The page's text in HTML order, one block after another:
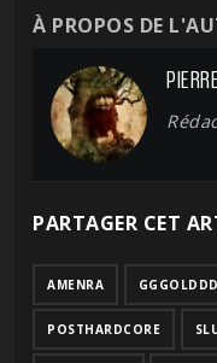
À PROPOS DE
PARTAGER CET
AMENRA GGGOLDDD
POSTHARDCORE